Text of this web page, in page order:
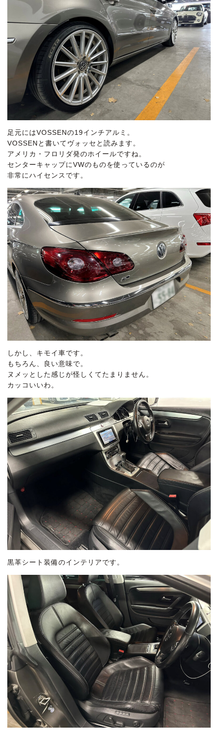
足元にはVOSSENの19インチアルミ。
VOSSENと書いてヴォッセと読みます。
アメリカ・フロリダ発のホイールですね。
センターキャップにVWのものを使っているのが
非常にハイセンスです。
しかし、キモイ車です。
もちろん、良い意味で。
ヌメッとした感じが怪しくてたまりません。
カッコいいわ。
黒革シート装備のインテリアです。